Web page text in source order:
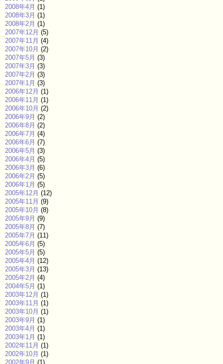
2008年4月 (1)
2008年3月 (1)
2008年2月 (1)
2007年12月 (5)
2007年11月 (4)
2007年10月 (2)
2007年5月 (3)
2007年3月 (3)
2007年2月 (3)
2007年1月 (3)
2006年12月 (1)
2006年11月 (1)
2006年10月 (2)
2006年9月 (2)
2006年8月 (2)
2006年7月 (4)
2006年6月 (7)
2006年5月 (3)
2006年4月 (5)
2006年3月 (6)
2006年2月 (5)
2006年1月 (5)
2005年12月 (12)
2005年11月 (9)
2005年10月 (8)
2005年9月 (9)
2005年8月 (7)
2005年7月 (11)
2005年6月 (5)
2005年5月 (5)
2005年4月 (12)
2005年3月 (13)
2005年2月 (4)
2004年5月 (1)
2003年12月 (1)
2003年11月 (1)
2003年10月 (1)
2003年9月 (1)
2003年4月 (1)
2003年1月 (1)
2002年11月 (1)
2002年10月 (1)
2002年9月 (1)